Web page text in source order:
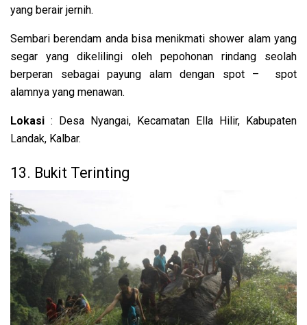
yang berair jernih.
Sembari berendam anda bisa menikmati shower alam yang
segar yang dikelilingi oleh pepohonan rindang seolah
berperan sebagai payung alam dengan spot – spot
alamnya yang menawan.
Lokasi : Desa Nyangai, Kecamatan Ella Hilir, Kabupaten
Landak, Kalbar.
13. Bukit Terinting